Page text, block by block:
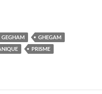
GEGHAM
GHEGAM
PRISME